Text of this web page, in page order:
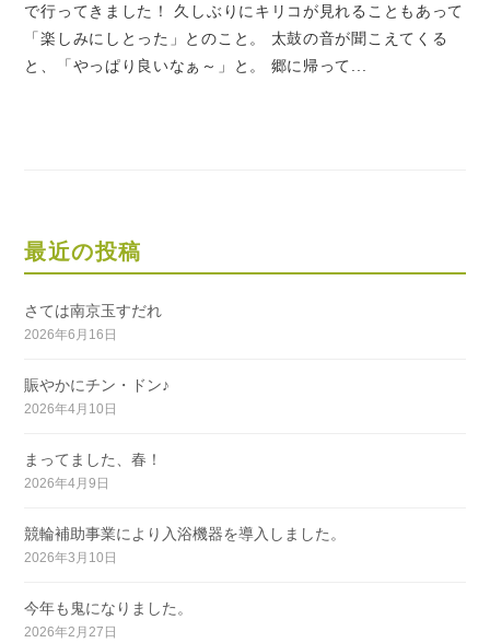
で行ってきました！ 久しぶりにキリコが見れることもあって
「楽しみにしとった」とのこと。 太鼓の音が聞こえてくる
と、「やっぱり良いなぁ～」と。 郷に帰って...
最近の投稿
さては南京玉すだれ
2026年6月16日
賑やかにチン・ドン♪
2026年4月10日
まってました、春！
2026年4月9日
競輪補助事業により入浴機器を導入しました。
2026年3月10日
今年も鬼になりました。
2026年2月27日